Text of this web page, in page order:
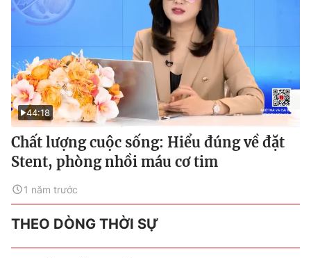
44:18
Chất lượng cuộc sống: Hiểu đúng về đặt
Stent, phòng nhồi máu cơ tim
1 năm trước
THEO DÒNG THỜI SỰ